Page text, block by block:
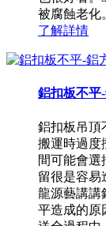
被腐蝕老化
了解詳情
鋁扣板不平
鋁扣板吊頂
搬運時過度
間可能會選
留很是容易
龍源藝講講
平造成的原